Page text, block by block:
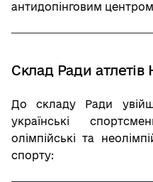
антидопінговим
Склад Ради
До складу Ради
українські
олімпійські та
спорту: